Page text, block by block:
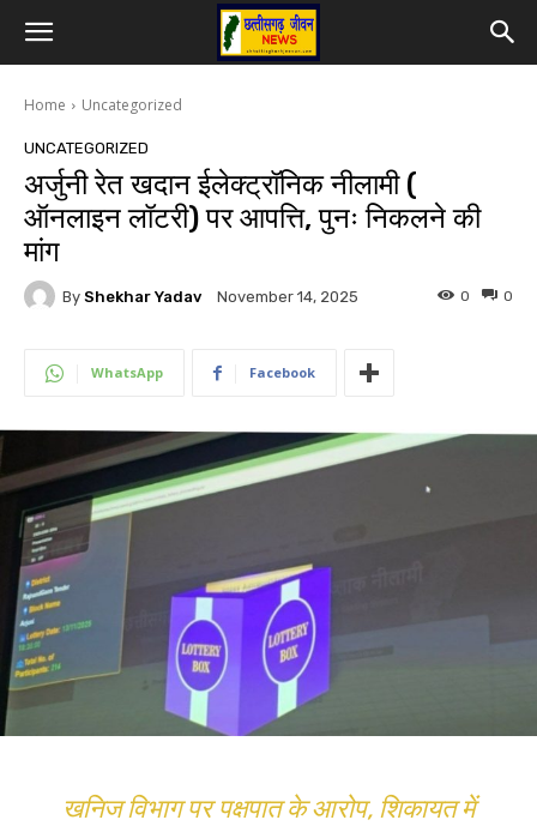
Home Uncategorized
UNCATEGORIZED
अर्जुनी रेत खदान ईलेक्ट्रॉनिक नीलामी (
ऑनलाइन लॉटरी) पर आपत्ति, पुनः निकलने की
मांग
By Shekhar Yadav November 14, 2025 0
0
WhatsApp Facebook
खनिज विभाग पर पक्षपात के आरोप, शिकायत में